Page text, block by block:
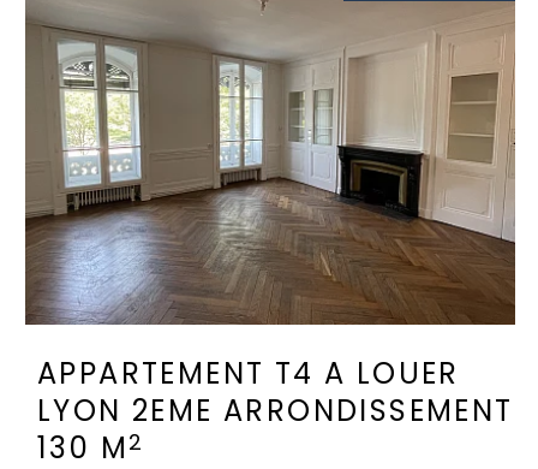
APPARTEMENT T4 A LOUER
LYON 2EME ARRONDISSEMENT
130 M 2